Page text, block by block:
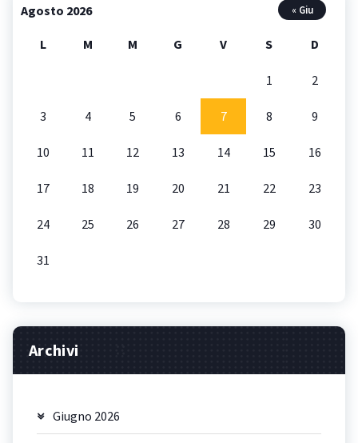
Agosto 2026
L M M G V S D
1 2
3 4 5 6 7 8 9
10 11 12 13 14 15 16
17 18 19 20 21 22 23
24 25 26 27 28 29 30
31
« Giu
Archivi
Giugno 2026